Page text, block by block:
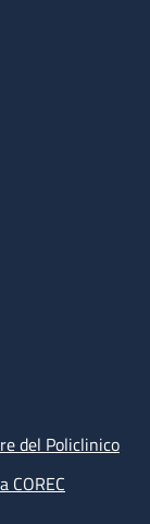
del Policlinico
COREC